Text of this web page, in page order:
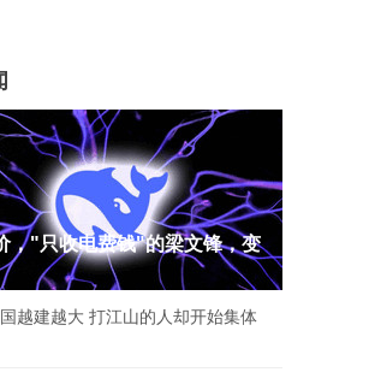
，"只收电费钱"的梁文锋，变
越建越大 打江山的人却开始集体